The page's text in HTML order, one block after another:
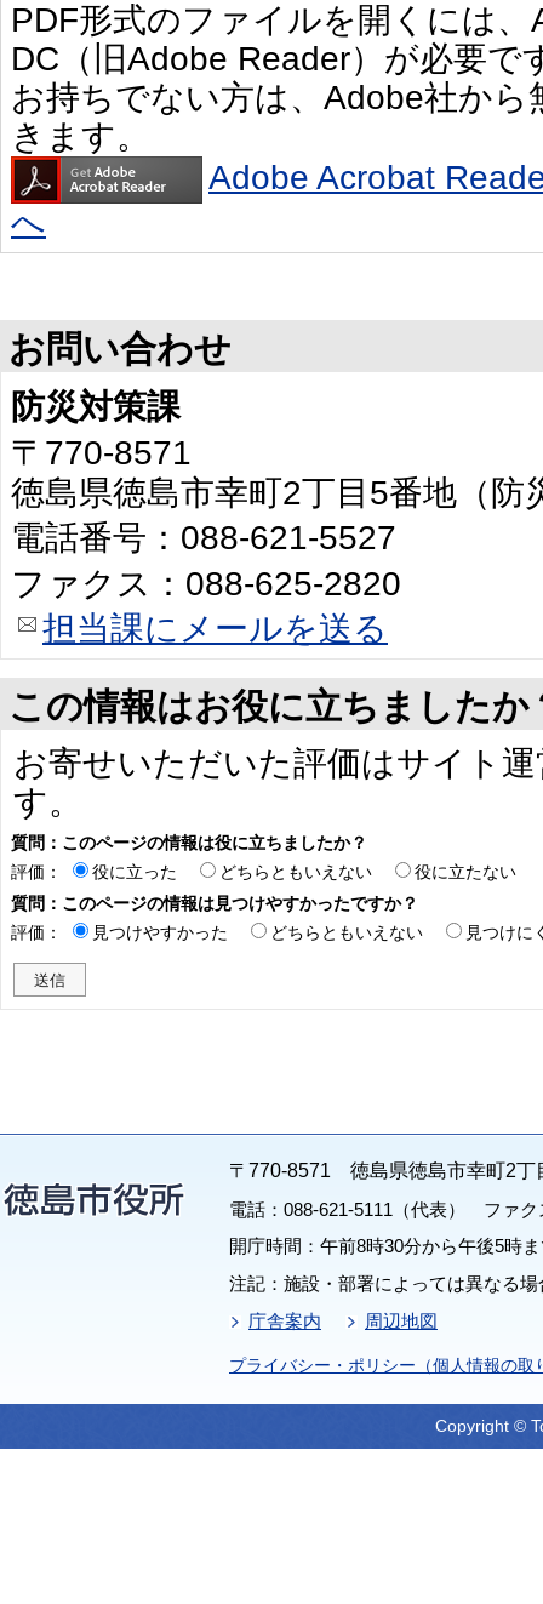
PDF形式のファイルを開くには
DC（旧Adobe Reader）が必要で
お持ちでない方は、Adobe社か
きます。
Adobe Acrobat
へ
お問い合わせ
防災対策課
〒770-8571
徳島県徳島市幸町2丁目5番地（防
電話番号：088-621-5527
ファクス：088-625-2820
担当課にメールを送る
この情報はお役に立ちましたか
お寄せいただいた評価はサイト
す。
質問：このページの情報は役に立ちましたか？
評価：
役に立った どちらともいえない
役に立たない
質問：このページの情報は見つけやすかったですか？
評価：
見つけやすかった どちらともいえない 見つけに
〒770-8571 徳島県徳島市幸町2丁
電話：088-621-5111（代表） ファク
開庁時間：午前8時30分から午後5時
注記：施設・部署によっては異なる
庁舎案内
周辺地図
プライバシー・ポリシー（個人情報の取
Copyright ©